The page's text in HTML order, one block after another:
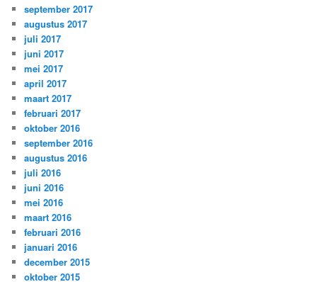
september 2017
augustus 2017
juli 2017
juni 2017
mei 2017
april 2017
maart 2017
februari 2017
oktober 2016
september 2016
augustus 2016
juli 2016
juni 2016
mei 2016
maart 2016
februari 2016
januari 2016
december 2015
oktober 2015